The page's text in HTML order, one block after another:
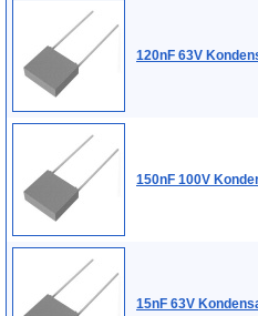
120nF 63V
150nF 100V
15nF 63V